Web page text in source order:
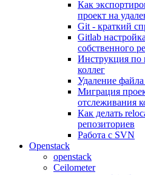
Как
проект на
Git - краткий
Gitlab
собственного
Инструкция по
коллег
Удаление
Миграция
отслеживания
Как делать
репозиториев
Работа с SVN
Openstack
openstack
Ceilometer